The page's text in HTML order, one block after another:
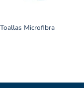
Toallas Microfibra